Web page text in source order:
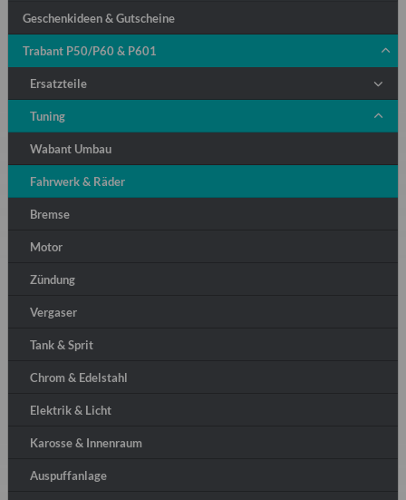
Geschenkideen & Gutscheine
Trabant P50/P60 & P601
Ersatzteile
Tuning
Wabant Umbau
Fahrwerk & Räder
Bremse
Motor
Zündung
Vergaser
Tank & Sprit
Chrom & Edelstahl
Elektrik & Licht
Karosse & Innenraum
Auspuffanlage